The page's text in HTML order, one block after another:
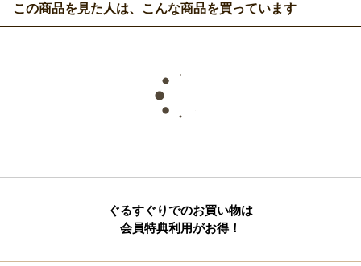
この商品を見た人は、こんな商品を買っています
ぐるすぐりでのお買い物は
会員特典利用がお得！